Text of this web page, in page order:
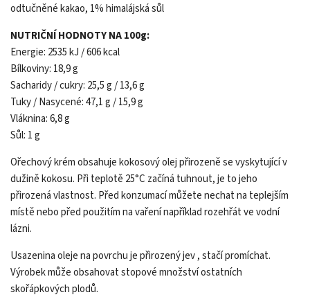
odtučněné kakao, 1% himalájská sůl
NUTRIČNÍ HODNOTY NA 100g:
Energie: 2535 kJ / 606 kcal
Bílkoviny: 18,9 g
Sacharidy / cukry: 25,5 g / 13,6 g
Tuky / Nasycené: 47,1 g / 15,9 g
Vláknina: 6,8 g
Sůl: 1 g
Ořechový krém obsahuje kokosový olej přirozeně se vyskytující v
dužině kokosu. Při teplotě 25°C začíná tuhnout, je to jeho
přirozená vlastnost. Před konzumací můžete nechat na teplejším
místě nebo před použitím na vaření například rozehřát ve vodní
lázni.
Usazenina oleje na povrchu je přirozený jev , stačí promíchat.
Výrobek může obsahovat stopové množství ostatních
skořápkových plodů.